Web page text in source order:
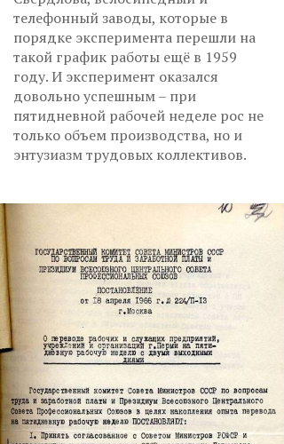
телефонный заводы, которые в
порядке эксперимента перешли на
такой график работы ещё в 1959
году. И эксперимент оказался
довольно успешным – при
пятидневной рабочей неделе рос не
только объем производства, но и
энтузиазм трудовых коллективов.